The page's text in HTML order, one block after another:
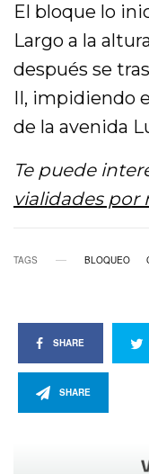
El bloque lo
Largo a la
después se
II, impidiendo
de la avenida
Te puede
vialidades por
TAGS BLOQUEO
SHARE
SHARE